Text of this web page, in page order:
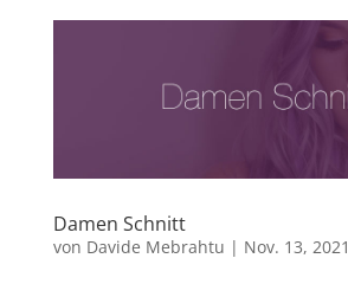
Damen Schnitt
von Davide Mebrahtu | Nov. 13, 2021